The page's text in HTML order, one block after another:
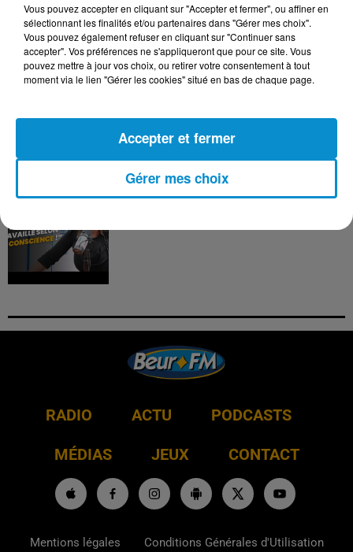
[Happy Beur] Cheb Momo, figure
Raï !
RADIO ACTU PODCASTS
MÉDIAS JEUX CONTACT
Mentions légales Conditions Générales d'Utilisation
Vous pouvez accepter en cliquant sur "Accepter et fermer", ou affiner en
sélectionnant les finalités et/ou partenaires dans "Gérer mes choix".
Vous pouvez également refuser en cliquant sur "Continuer sans
accepter". Vos préférences ne s'appliqueront que pour ce site. Vous
pouvez mettre à jour vos choix, ou retirer votre consentement à tout
moment via le lien "Gérer les cookies" situé en bas de chaque page.
Gérer mes choix
Accepter et fermer